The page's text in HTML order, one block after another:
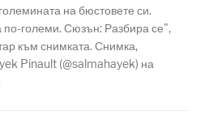
на бюстовете си.
големи. Сюзън: Разбира се",
към снимката. Снимка,
Pinault (@salmahayek) на